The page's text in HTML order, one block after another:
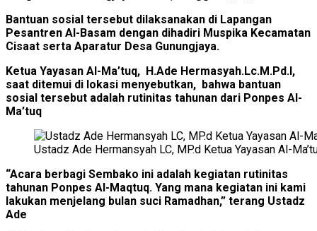
Bantuan sosial tersebut dilaksanakan di Lapangan
Pesantren Al-Basam dengan dihadiri Muspika Kecamatan
Cisaat serta Aparatur Desa Gunungjaya.
Ketua Yayasan Al-Ma’tuq, H.Ade Hermasyah.Lc.M.Pd.I,
saat ditemui di lokasi menyebutkan, bahwa bantuan
sosial tersebut adalah rutinitas tahunan dari Ponpes Al-
Ma’tuq
Ustadz Ade Hermansyah LC, MP.d Ketua Yayasan Al-
“Acara berbagi Sembako ini adalah kegiatan rutinitas
tahunan Ponpes Al-Maqtuq. Yang mana kegiatan ini kami
lakukan menjelang bulan suci Ramadhan,” terang Ustadz
Ade